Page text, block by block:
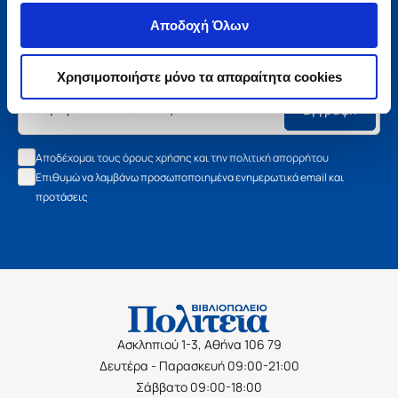
Αποδοχή Όλων
Χρησιμοποιήστε μόνο τα απαραίτητα cookies
Μάθετε τα νέα της Πολιτείας
Εγγραφείτε στο newsletter μας και μάθετε πρώτοι όλα τα
νέα βιβλία, τις εξαιρετικές τιμές και τις εκδηλώσεις μας.
Εγγραφή
Αποδέχομαι τους όρους χρήσης και την πολιτική απορρήτου
Επιθυμώ να λαμβάνω προσωποποιημένα ενημερωτικά email και
προτάσεις
Ασκληπιού 1-3, Αθήνα 106 79
Δευτέρα - Παρασκευή 09:00-21:00
Σάββατο 09:00-18:00